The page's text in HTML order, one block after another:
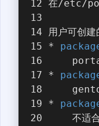
在/etc/
用户可创
*
*
*
不适